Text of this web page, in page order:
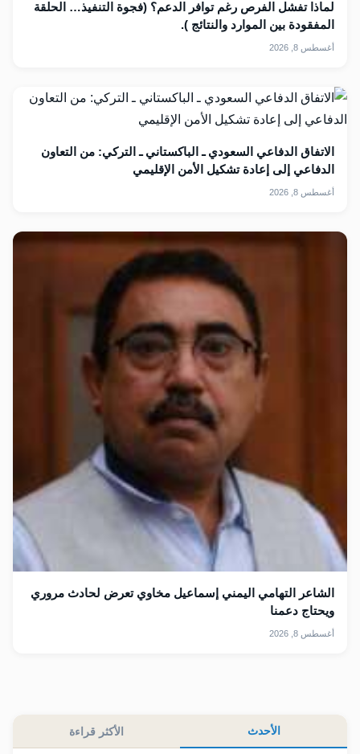
لماذا تفشل الفرص رغم توافر الدعم؟ (فجوة التنفيذ… الحلقة
المفقودة بين الموارد والنتائج ).
أغسطس 8, 2026
الاتفاق الدفاعي السعودي ـ الباكستاني ـ التركي: من التعاون
الدفاعي إلى إعادة تشكيل الأمن الإقليمي
أغسطس 8, 2026
الشاعر التهامي اليمني إسماعيل مخاوي تعرض لحادث مروري
ويحتاج دعمنا
أغسطس 8, 2026
الأحدث الأكثر قراءة